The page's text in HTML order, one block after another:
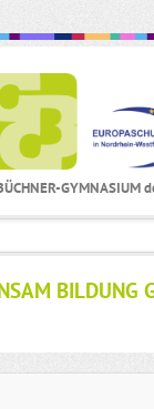
GYMNASIUM
BILDUNG